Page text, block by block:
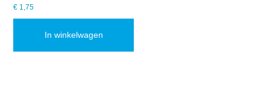
€ 1,75
In winkelwagen